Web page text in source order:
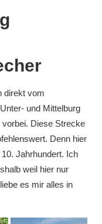
direkt vom
und Mittelburg
Diese Strecke
Denn hier
Jahrhundert. Ich
weil hier nur
es mir alles in